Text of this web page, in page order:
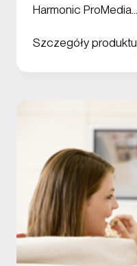
Harmonic ProMedia…
Szczegóły produktu